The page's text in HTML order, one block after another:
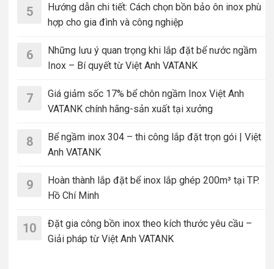
5
Hướng dẫn chi tiết: Cách chọn bồn bảo ôn inox phù
hợp cho gia đình và công nghiệp
6
Những lưu ý quan trọng khi lắp đặt bể nước ngầm
Inox – Bí quyết từ Việt Anh VATANK
7
Giá giảm sốc 17% bể chôn ngầm Inox Việt Anh
VATANK chính hãng-sản xuất tại xưởng
8
Bể ngầm inox 304 – thi công lắp đặt trọn gói | Việt
Anh VATANK
9
Hoàn thành lắp đặt bể inox lắp ghép 200m³ tại TP.
Hồ Chí Minh
10
Đặt gia công bồn inox theo kích thước yêu cầu –
Giải pháp từ Việt Anh VATANK